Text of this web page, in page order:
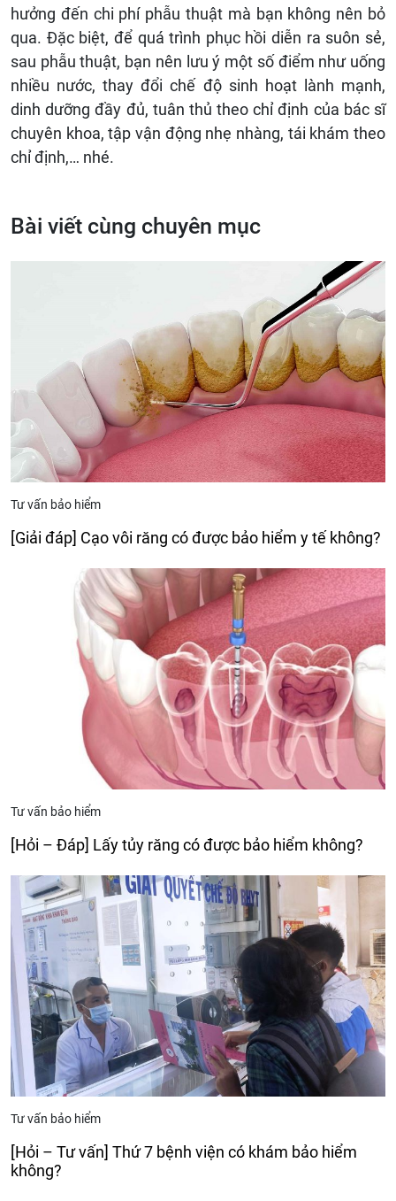
hưởng đến chi phí phẫu thuật mà bạn không nên bỏ
qua. Đặc biệt, để quá trình phục hồi diễn ra suôn sẻ,
sau phẫu thuật, bạn nên lưu ý một số điểm như uống
nhiều nước, thay đổi chế độ sinh hoạt lành mạnh,
dinh dưỡng đầy đủ, tuân thủ theo chỉ định của bác sĩ
chuyên khoa, tập vận động nhẹ nhàng, tái khám theo
chỉ định,… nhé.
Bài viết cùng chuyên mục
Tư vấn bảo hiểm
[Giải đáp] Cạo vôi răng có được bảo hiểm y tế không?
Tư vấn bảo hiểm
[Hỏi – Đáp] Lấy tủy răng có được bảo hiểm không?
Tư vấn bảo hiểm
[Hỏi – Tư vấn] Thứ 7 bệnh viện có khám bảo hiểm
không?